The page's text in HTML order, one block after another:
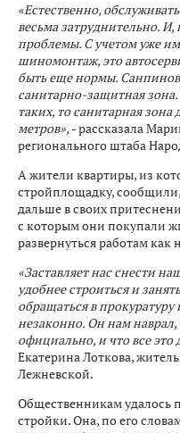
«Естественно,
весьма затруднительно.
проблемы. С учетом уже
шиномонтаж, это
быть еще нормы.
санитарно-защитная
таких, то санитарная зона
метров», - рассказала
регионального штаба
А жители квартиры, из
стройплощадку,
дальше в своих
с которым они покупали
развернуться работам как
«Заставляет нас снести
удобнее строиться и
обращаться в прокуратуру
незаконно. Он нам наврал,
официально, и что все это
Екатерина Лоткова,
Лежневской.
Общественникам удалось
стройки. Она, по его